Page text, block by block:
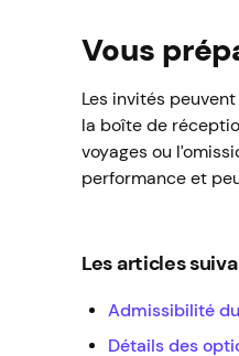
Vous
Les invités
la boîte de
voyages ou
performance et
Les articles
Admissibilité
Détails des